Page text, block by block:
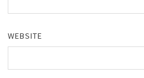
WEBSITE